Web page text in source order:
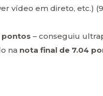
vídeo em direto, etc.)
pontos – conseguiu
na nota final de 7.04